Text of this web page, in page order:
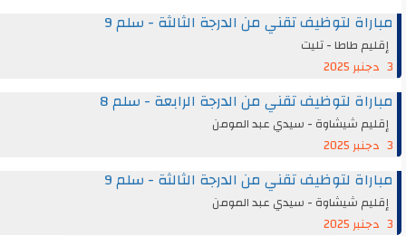
مباراة لتوظيف تقني من الدرجة الثالثة - سلم 9
إقليم طاطا - تليت
مباراة لتوظيف تقني من الدرجة الرابعة - سلم 8
إقليم شيشاوة - سيدي عبد المومن
مباراة لتوظيف تقني من الدرجة الثالثة - سلم 9
إقليم شيشاوة - سيدي عبد المومن